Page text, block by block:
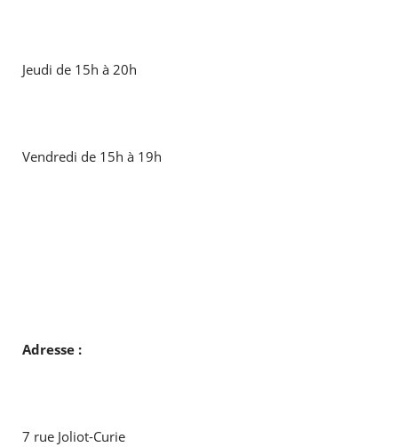
Jeudi de 15h à 20h
Vendredi de 15h à 19h
Adresse :
7 rue Joliot-Curie